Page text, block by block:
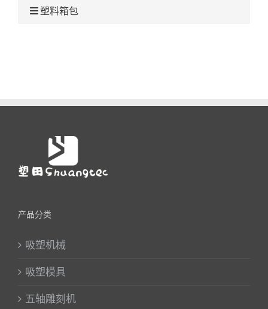
塑料箱包
产品分类
吸塑机械
吸塑模具
五轴雕刻机